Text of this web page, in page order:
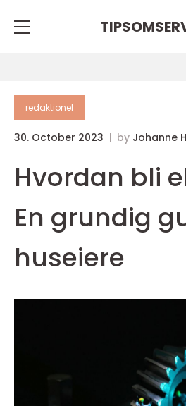
redaktionel
30. October 2023 by Johanne
Hvordan bli
En grundig
huseiere